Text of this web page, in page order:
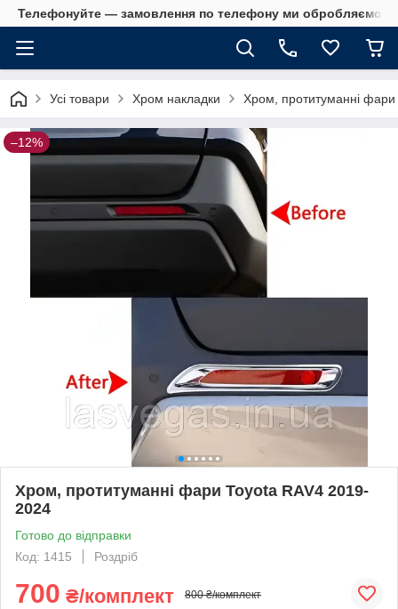
Телефонуйте — замовлення по телефону ми обробляємо в
Усі товари Хром накладки Хром, протитуманні
–12%
Хром, протитуманні фари Toyota RAV4 2019-
2024
Готово до відправки
Код: 1415
Роздріб
700 ₴/комплект 800 ₴/комплект